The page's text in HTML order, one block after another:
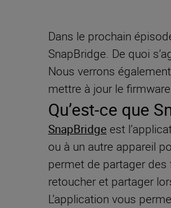
Dans le prochain
SnapBridge. De quoi
Nous verrons
mettre à jour le
Qu’est-ce que
SnapBridge est
ou à un autre appareil
permet de partager des
retoucher et partager
L’application vous